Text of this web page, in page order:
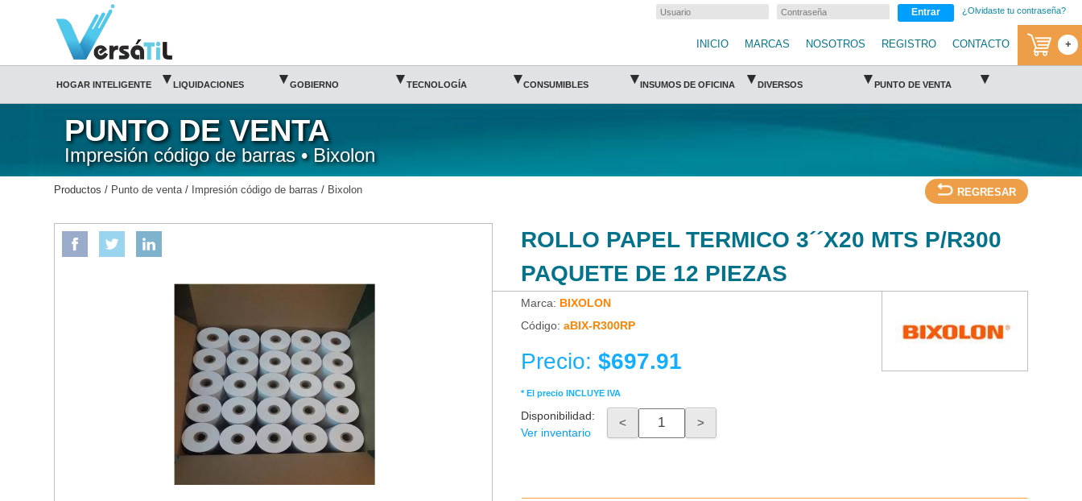
ROLLO PAPEL TERMICO 3´´X20 MTS P/R300 PAQUETE DE 12 PIEZAS-BIXOLON/Bixolon/Impresión código de barras/Punto de venta
Tienda en méxico, para venta en línea Entrar ¿Olvidaste tu contraseña?
INICIO MARCAS NOSOTROS REGISTRO CONTACTO +
HOGAR INTELIGENTE ▾ LIQUIDACIONES ▾ GOBIERNO ▾ TECNOLOGÍA ▾ CONSUMIBLES ▾ INSUMOS DE OFICINA ▾ DIVERSOS ▾ PUNTO DE VENTA ▾
PUNTO DE VENTA
Impresión código de barras • Bixolon
Productos / Punto de venta/ Impresión código de barras / Bixolon REGRESAR
ROLLO PAPEL TERMICO 3´´X20 MTS P/R300 PAQUETE DE 12 PIEZAS-BIXOLON
ROLLO PAPEL TERMICO 3´´X20 MTS P/R300
PAQUETE DE 12 PIEZAS
Marca: BIXOLON
Código: aBIX-R300RP
Precio: $697.91
* El precio INCLUYE IVA
Disponibilidad:
Ver inventario
< >
BIXOLON